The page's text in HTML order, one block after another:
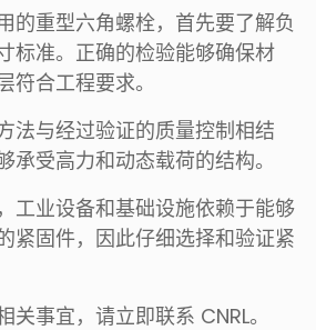
的重型六角螺栓，首先要了解负
标准。正确的检验能够确保材
符合工程要求。
法与经过验证的质量控制相结
承受高力和动态载荷的结构。
工业设备和基础设施依赖于能够
紧固件，因此仔细选择和验证紧
事宜，请立即联系 CNRL。